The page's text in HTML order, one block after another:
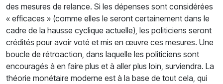
des mesures de relance. Si les dépenses sont considérées
« efficaces » (comme elles le seront certainement dans le
cadre de la hausse cyclique actuelle), les politiciens seront
crédités pour avoir voté et mis en œuvre ces mesures. Une
boucle de rétroaction, dans laquelle les politiciens sont
encouragés à en faire plus et à aller plus loin, surviendra. La
théorie monétaire moderne est à la base de tout cela, qui